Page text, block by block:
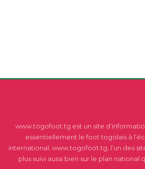
www.togofoot.tg est un site
essentiellement le foot togolais à
international. www.togofoot.tg, l’un des
plus suivi aussi bien sur le plan national